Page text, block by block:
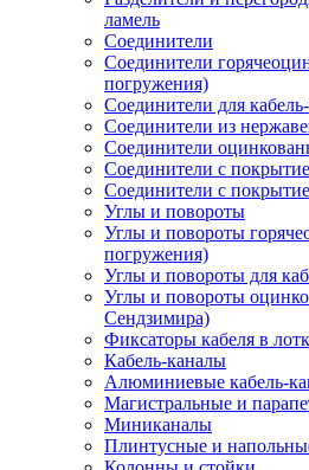
ламель
Соединители
Соединители
погружения)
Соединители для
Соединители из
Соединители
Соединители с
Соединители с
Углы и повороты
Углы и повороты
погружения)
Углы и повороты для
Углы и повороты
Сендзимира)
Фиксаторы кабеля в
Кабель-каналы
Алюминиевые кабель-
Магистральные и
Миниканалы
Плинтусные и